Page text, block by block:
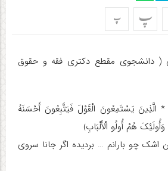
پ پ
( دانشجوی مقطع دکتری فقه و حقوق
* الَّذِینَ یَسْتَمِعُونَ الْقَوْلَ فَیَتَّبِعُونَ أَحْسَنَهُ
هُمْ أُولُو الْأَلْبَابِ﴾
اشک چو بارانم … بردیده اگر جانا سروی